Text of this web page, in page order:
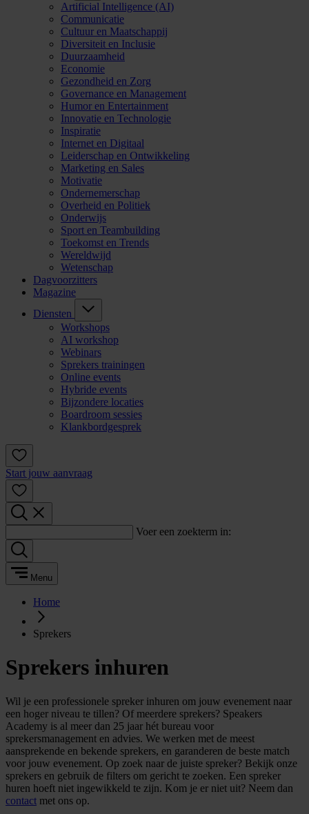
Artificial Intelligence (AI)
Communicatie
Cultuur en Maatschappij
Diversiteit en Inclusie
Duurzaamheid
Economie
Gezondheid en Zorg
Governance en Management
Humor en Entertainment
Innovatie en Technologie
Inspiratie
Internet en Digitaal
Leiderschap en Ontwikkeling
Marketing en Sales
Motivatie
Ondernemerschap
Overheid en Politiek
Onderwijs
Sport en Teambuilding
Toekomst en Trends
Wereldwijd
Wetenschap
Dagvoorzitters
Magazine
Diensten
Workshops
AI workshop
Webinars
Sprekers trainingen
Online events
Hybride events
Bijzondere locaties
Boardroom sessies
Klankbordgesprek
Start jouw aanvraag
Voer een zoekterm in:
Menu
Home
Sprekers
Sprekers inhuren
Wil je een professionele spreker inhuren om jouw evenement naar
een hoger niveau te tillen? Of meerdere sprekers? Speakers
Academy is al meer dan 25 jaar hét bureau voor
sprekersmanagement en advies. We werken met de meest
aansprekende en bekende sprekers, en garanderen de beste match
voor jouw evenement. Op zoek naar de juiste spreker? Bekijk onze
sprekers en gebruik de filters om gericht te zoeken. Een spreker
huren hoeft niet ingewikkeld te zijn. Kom je er niet uit? Neem dan
contact met ons op.